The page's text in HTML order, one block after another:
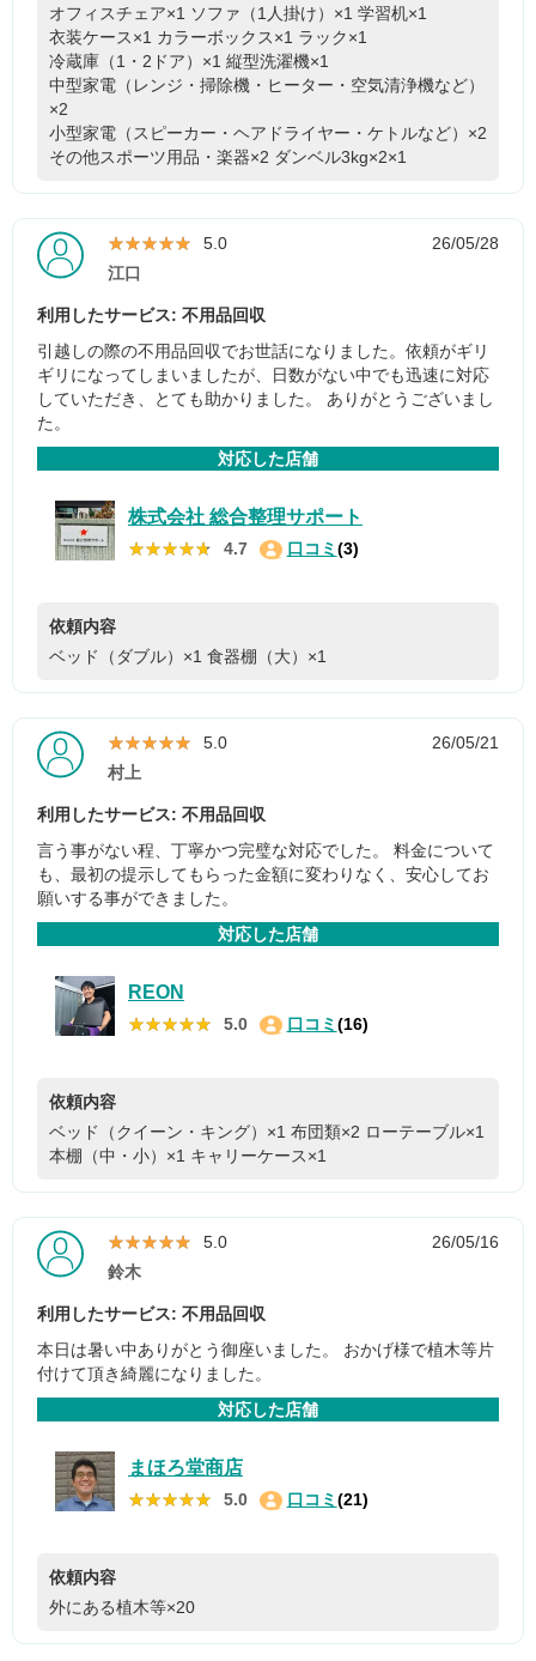
オフィスチェア×1 ソファ（1人掛け）×1 学習机×1
衣装ケース×1 カラーボックス×1 ラック×1
冷蔵庫（1・2ドア）×1 縦型洗濯機×1
中型家電（レンジ・掃除機・ヒーター・空気清浄機など）
×2
小型家電（スピーカー・ヘアドライヤー・ケトルなど）×2
その他スポーツ用品・楽器×2 ダンベル3kg×2×1
★★★★★
★★★★★ 5.0
26/05/28
江口
利用したサービス: 不用品回収
引越しの際の不用品回収でお世話になりました。依頼がギリ
ギリになってしまいましたが、日数がない中でも迅速に対応
していただき、とても助かりました。 ありがとうございまし
た。
対応した店舗
株式会社 総合整理サポート
★★★★★
★★★★★ 4.7 口コミ (3)
依頼内容
ベッド（ダブル）×1 食器棚（大）×1
★★★★★
★★★★★ 5.0
26/05/21
村上
利用したサービス: 不用品回収
言う事がない程、丁寧かつ完璧な対応でした。 料金について
も、最初の提示してもらった金額に変わりなく、安心してお
願いする事ができました。
対応した店舗
REON
★★★★★
★★★★★ 5.0 口コミ (16)
依頼内容
ベッド（クイーン・キング）×1 布団類×2 ローテーブル×1
本棚（中・小）×1 キャリーケース×1
★★★★★
★★★★★ 5.0
26/05/16
鈴木
利用したサービス: 不用品回収
本日は暑い中ありがとう御座いました。 おかげ様で植木等片
付けて頂き綺麗になりました。
対応した店舗
まほろ堂商店
★★★★★
★★★★★ 5.0 口コミ (21)
依頼内容
外にある植木等×20